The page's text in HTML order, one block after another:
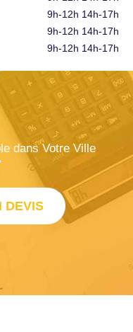
9h-12h 14h-17h
9h-12h 14h-17h
9h-12h 14h-17h
dans Votre Ville
DEVIS